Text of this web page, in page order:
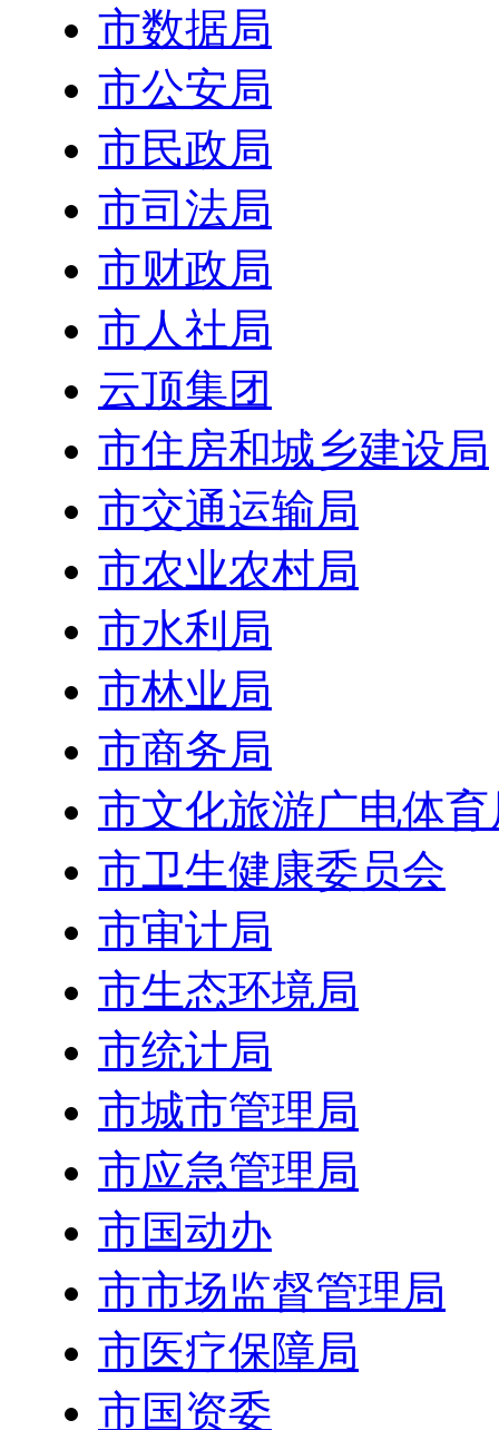
市数据局
市公安局
市民政局
市司法局
市财政局
市人社局
云顶集团
市住房和城乡建设局
市交通运输局
市农业农村局
市水利局
市林业局
市商务局
市文化旅游广电体育
市卫生健康委员会
市审计局
市生态环境局
市统计局
市城市管理局
市应急管理局
市国动办
市市场监督管理局
市医疗保障局
市国资委